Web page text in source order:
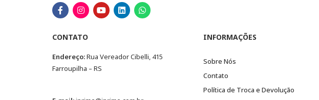
CONTATO
Endereço:Rua Vereador Cibelli, 415
Farroupilha – RS
INFORMAÇÕES
Sobre Nós
Contato
Política de Troca e Devolução